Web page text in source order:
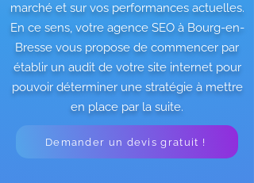
marché et sur vos performances actuelles.
En ce sens, votre agence SEO à Bourg-en-
Bresse vous propose de commencer par
établir un audit de votre site internet pour
pouvoir déterminer une stratégie à mettre
en place par la suite.
Demander un devis gratuit !